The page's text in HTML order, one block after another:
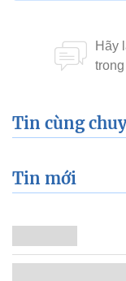
Tin cùng
Tin mới